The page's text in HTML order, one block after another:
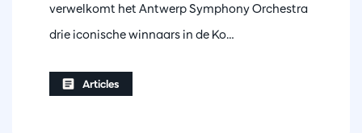
verwelkomt het Antwerp Symphony Orchestra
drie iconische winnaars in de Ko…
Articles